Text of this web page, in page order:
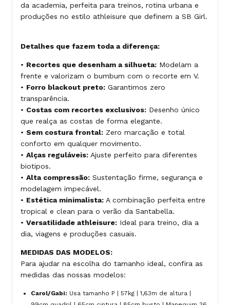
da academia, perfeita para treinos, rotina urbana e
produções no estilo athleisure que definem a SB Girl.
Detalhes que fazem toda a diferença:
• Recortes que desenham a silhueta: Modelam a
frente e valorizam o bumbum com o recorte em V.
• Forro blackout preto: Garantimos zero
transparência.
• Costas com recortes exclusivos: Desenho único
que realça as costas de forma elegante.
• Sem costura frontal: Zero marcação e total
conforto em qualquer movimento.
• Alças reguláveis: Ajuste perfeito para diferentes
biotipos.
• Alta compressão: Sustentação firme, segurança e
modelagem impecável.
• Estética minimalista: A combinação perfeita entre
tropical e clean para o verão da Santabella.
• Versatilidade athleisure: Ideal para treino, dia a
dia, viagens e produções casuais.
MEDIDAS DAS MODELOS:
Para ajudar na escolha do tamanho ideal, confira as
medidas das nossas modelos:
Carol/Gabi: Usa tamanho P | 57kg | 1,63m de altura |